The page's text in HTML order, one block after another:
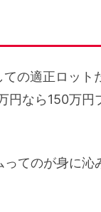
の適正ロット
なら150万円
てのが身に沁